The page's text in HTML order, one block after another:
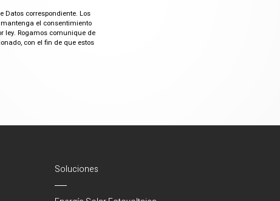
Datos correspondiente. Los
el consentimiento
ley. Rogamos comunique de
con el fin de que estos
Soluciones